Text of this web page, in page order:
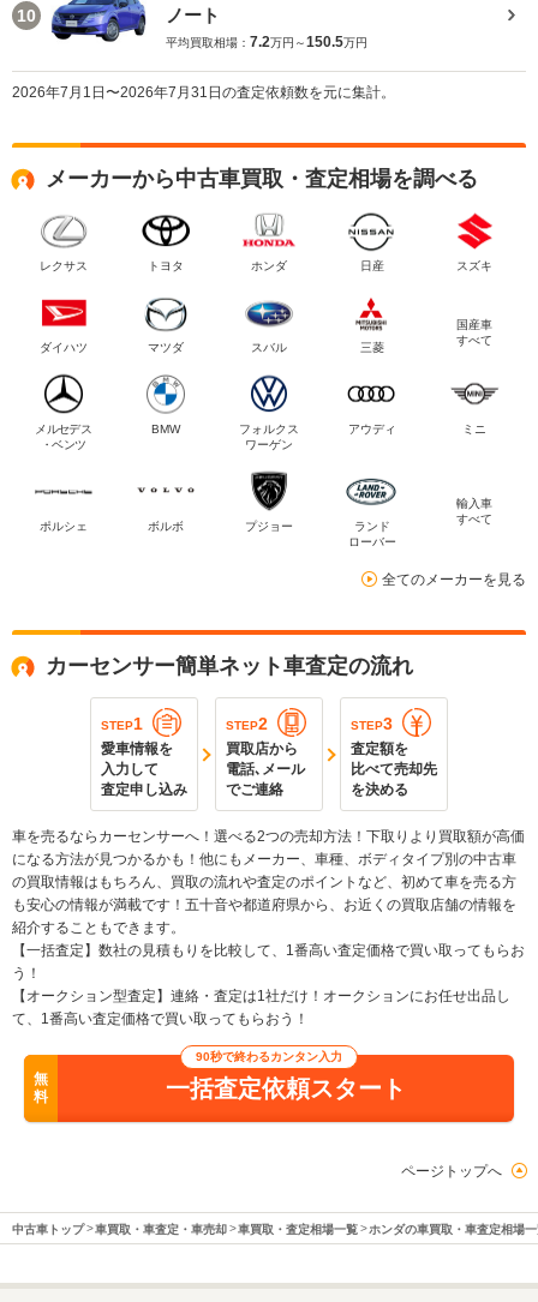
10 ノート
平均買取相場： 7.2万円～150.5万円
2026年7月1日〜2026年7月31日の査定依頼数を元に集計。
メーカーから中古車買取・査定相場を調べる
レクサス トヨタ ホンダ 日産 スズキ
ダイハツ マツダ スバル 三菱
国産車
すべて
メルセデス
・ベンツ
BMW
フォルクス
ワーゲン
アウディ ミニ
ポルシェ ボルボ プジョー
ランド
ローバー
輸入車
すべて
全てのメーカーを見る
カーセンサー簡単ネット車査定の流れ
STEP1
愛車情報を
入力して
査定申し込み
STEP2
買取店から
電話､メール
でご連絡
STEP3
査定額を
比べて売却先
を決める
車を売るならカーセンサーへ！選べる2つの売却方法！下取りより買取額が高価
になる方法が見つかるかも！他にもメーカー、車種、ボディタイプ別の中古車
の買取情報はもちろん、買取の流れや査定のポイントなど、初めて車を売る方
も安心の情報が満載です！五十音や都道府県から、お近くの買取店舗の情報を
紹介することもできます。
【一括査定】数社の見積もりを比較して、1番高い査定価格で買い取ってもらお
う！
【オークション型査定】連絡・査定は1社だけ！オークションにお任せ出品し
て、1番高い査定価格で買い取ってもらおう！
無
料
90秒で終わるカンタン入力
一括査定依頼スタート
ページトップへ
中古車トップ 車買取・車査定・車売却 車買取・査定相場一覧 ホンダの車買取・車査定相場